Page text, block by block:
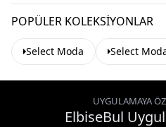
POPÜLER KOLEKSIYONLAR
Select Moda Select
UYGULAMAYA
ElbiseBul